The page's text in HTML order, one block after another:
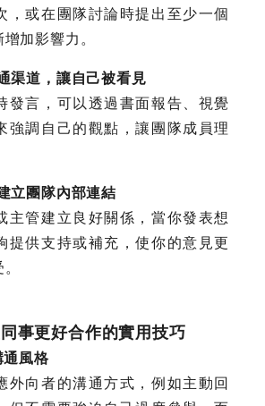
，或在團隊討論時提出至少一個
加影響力。
渠道，讓自己被看見
發言，可以透過書面報告、視覺
強調自己的觀點，讓團隊成員理
立團隊內部連結
主管建立良好關係，當你發表想
提供支持或補充，使你的意見更
事更好合作的實用技巧
風格
外向者的溝通方式，例如主動回